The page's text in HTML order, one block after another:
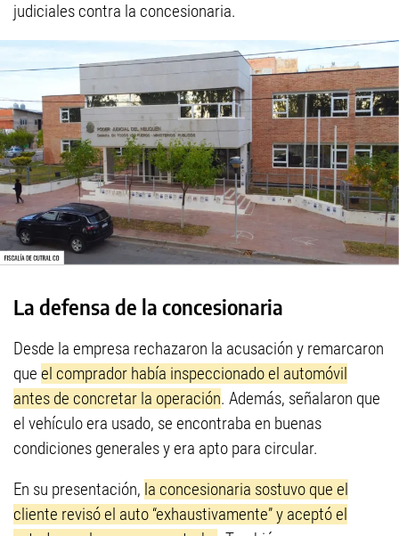
judiciales contra la concesionaria.
La defensa de la concesionaria
Desde la empresa rechazaron la acusación y remarcaron
que el comprador había inspeccionado el automóvil
antes de concretar la operación. Además, señalaron que
el vehículo era usado, se encontraba en buenas
condiciones generales y era apto para circular.
En su presentación, la concesionaria sostuvo que el
cliente revisó el auto “exhaustivamente” y aceptó el